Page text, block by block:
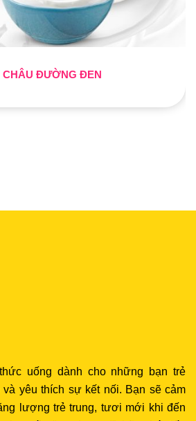
CHÂU ĐƯỜNG ĐEN
uống dành cho những bạn trẻ
và yêu thích sự kết nối. Bạn sẽ cảm
lượng trẻ trung, tươi mới khi đến